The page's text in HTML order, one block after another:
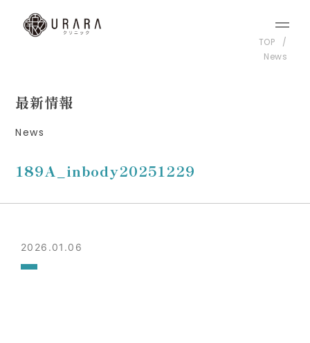
TOP
News
最新情報
News
189A_inbody20251229
2026.01.06